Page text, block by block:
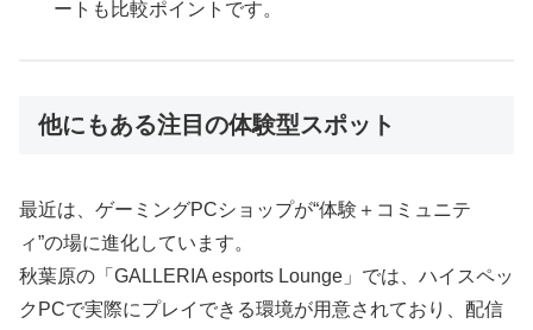
ートも比較ポイントです。
他にもある注目の体験型スポット
最近は、ゲーミングPCショップが“体験＋コミュニテ
ィ”の場に進化しています。
秋葉原の「GALLERIA esports Lounge」では、ハイスペッ
クPCで実際にプレイできる環境が用意されており、配信